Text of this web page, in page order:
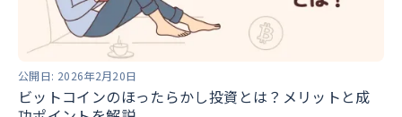
公開日: 2026年2月20日
ビットコインのほったらかし投資とは？メリットと成